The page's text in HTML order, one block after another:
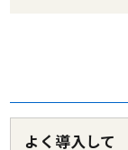
よく導入して